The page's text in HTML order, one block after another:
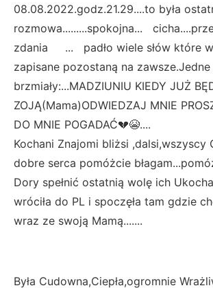
08.08.2022.godz.21.29....to była
rozmowa.........spokojna...
zdania ... padło wiele słów które w
zapisane pozostaną na
brzmiały:...MADZIUNIU KIEDY JUŻ
ZOJĄ(Mama)ODWIEDZAJ MNIE
DO MNIE POGADAĆ💔😭....
Kochani Znajomi bliżsi ,dalsi,wszyscy
dobre serca pomóżcie
Dory spełnić ostatnią wolę ich
wróciła do PL i spoczęła tam gdzie
wraz ze swoją Mamą.......
Była Cudowna,Ciepła,ogromnie